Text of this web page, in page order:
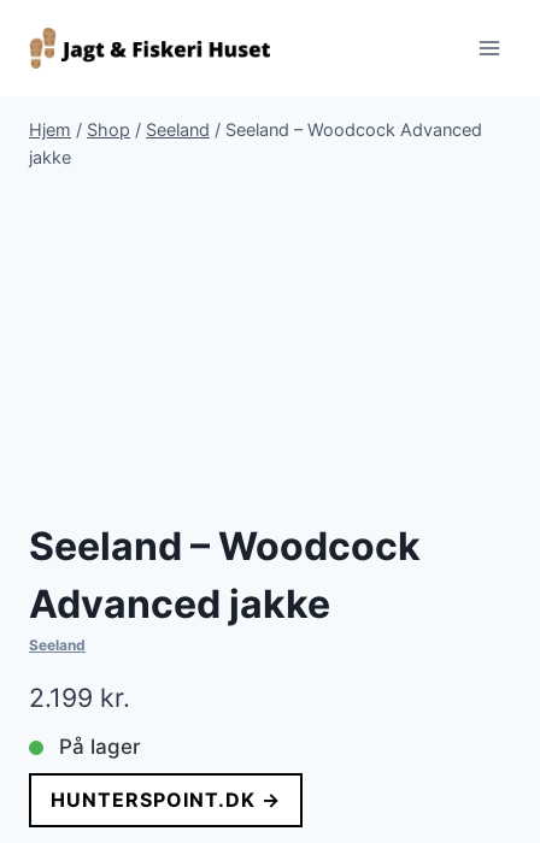
Hjem / Shop / Seeland / Seeland – Woodcock Advanced
jakke
Seeland – Woodcock
Advanced jakke
Seeland
2.199 kr.
På lager
HUNTERSPOINT.DK →